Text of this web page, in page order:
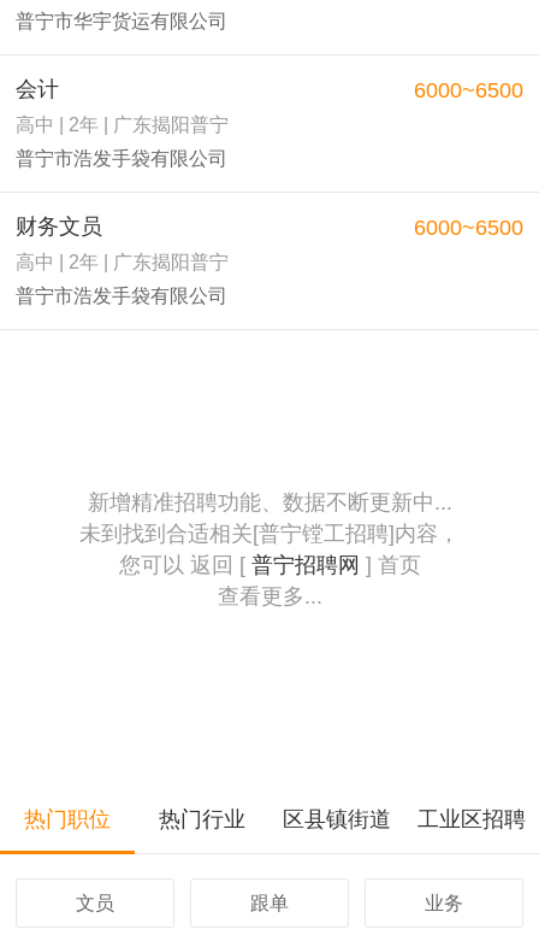
普宁市华宇货运有限公司
会计
高中 | 2年 | 广东揭阳普宁
普宁市浩发手袋有限公司
6000~6500
财务文员
高中 | 2年 | 广东揭阳普宁
普宁市浩发手袋有限公司
6000~6500
新增精准招聘功能、数据不断更新中...
未到找到合适相关[普宁镗工招聘]内容，
您可以 返回 [ 普宁招聘网 ] 首页
查看更多...
热门职位 热门行业 区县镇街道 工业区招聘
文员 跟单 业务